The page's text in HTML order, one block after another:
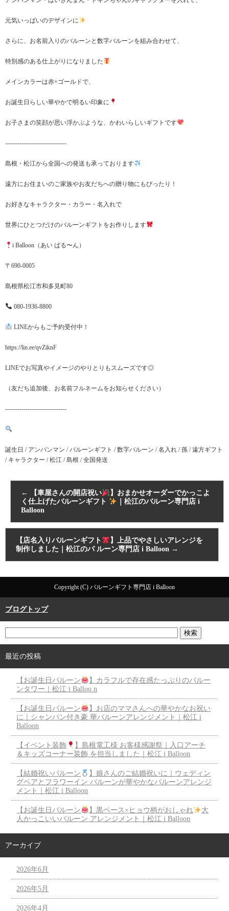
元気いっぱいのデザインに
さらに、お名前入りのバルーンと数字バルーンを組み合わせて、
特別感のある仕上がりになりました
メインカラーは赤×ゴールドで、
お誕生日らしい華やかで明るい印象に
お子さまの笑顔が思い浮かぶような、かわいらしいギフトです
------------------------------
島根・松江から全国への発送も承っております
遠方にお住まいのご家族やお友だちへの贈り物にもぴったり！
お好きなキャラクター・カラー・名入れで
世界にひとつだけのバルーンギフトをお作りします
i Balloon（あい ばる〜ん）
〒690-0005
島根県松江市和多見町80
080-1936-8800
LINEからもご予約受付中！
https://lin.ee/qvZiknF
LINEでお写真やイメージのやりとりもスムーズです◎
（友だち追加後、お名前フルネームをお知らせください）
------------------------------
誕生日 / アンパンマン / バルーンギフト / 数字バルーン / 名入れ / 孫 / 遠方ギフト
/ キャラクター / 松江 / 島根 / 全国発送
← 【車屋さんの開店祝い
】おまかせオーダーでかっこよ
く仕上げたバルーンギフト
｜松江のバルーン専門店 i
Balloon
【店名入りバルーンギフト
】上品でやさしいアレンジを
制作しました｜松江のバ ルーン専門店 i Balloon →
Copyright (C) バルーンギフト専門店 i Balloon
ブログトップ
最近の投稿
【お誕生日バルーン
】カラフルで存在感たっぷりのバルー
ンタワー｜松江 i Balloo n
【お誕生日バルーン
】お店のママさんへの華やかなお祝い
に｜シャンパン付き豪 華バルーンアレンジメント｜松江 i
Balloon
【イベント装飾
】島根電工様 お客様感謝祭｜入口アーチ
＆キッズコーナー装飾 を担当しました｜松江 i Balloon
【結婚祝いバルーン
】娘さんのご結婚祝いに｜ウェディン
グベアとフラワーイン バルーンが華やかなバルーンアレンジ
メント｜松江 i Balloon
【お誕生日バルーン 】黒ベース×ヒョウ柄がおしゃれ
大
人かっこいいバルーン アレンジメント｜松江 i Balloon
アーカイブ
2026年6月
2026年5月
2026年4月